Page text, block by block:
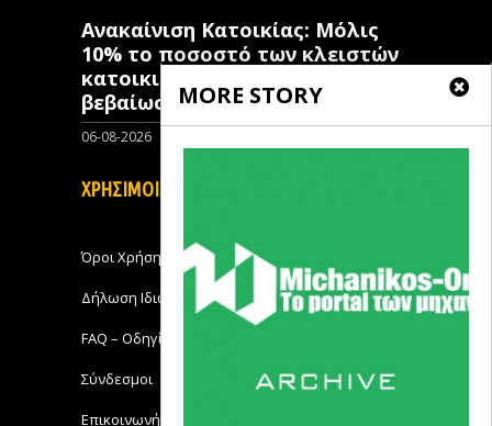
MORE STORY
Ανακαίνιση Κατοικίας: Μόλις
10% το ποσοστό των κλειστών
κατοικιών που έχουν λάβει
βεβαίωση ένταξης
06-08-2026
ΧΡΗΣΙΜΟΙ ΣΥΝΔΕΣΜΟΙ
Όροι Χρήσης
Δήλωση Ιδιωτικότητας
FAQ – Οδηγίες Χρήσης
Σύνδεσμοι
Επικοινωνήστε με το Michanikos-Online